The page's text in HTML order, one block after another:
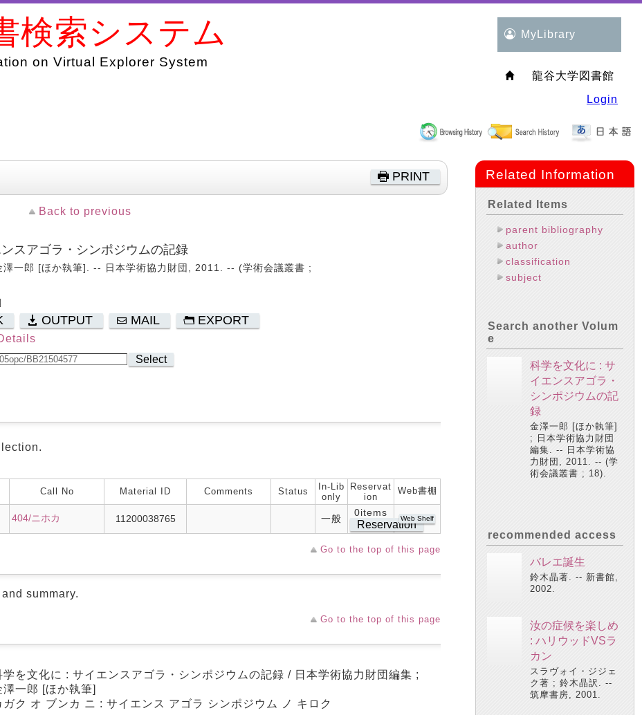
検索システム
on Virtual Explorer System
MyLibrary
龍谷大学図書館
Login
PRINT
Back to previous
スアゴラ・シンポジウムの記録
澤一郎 [ほか執筆]. -- 日本学術協力財団, 2011. -- (学術会議叢書 ;
OUTPUT MAIL EXPORT
Select
Call No Material ID Comments Status
In-Lib
only
Reservat
ion
Web書棚
404/ニホカ 11200038765 一般
0items
Reservation
Web Shelf
Go to the top of this page
summary.
Go to the top of this page
学を文化に : サイエンスアゴラ・シンポジウムの記録 / 日本学術協力財団編集 ;
澤一郎 [ほか執筆]
ガク オ ブンカ ニ : サイエンス アゴラ シンポジウム ノ キロク
Related Information
Related Items
parent bibliography
author
classification
subject
Search another Volum
e
科学を文化に : サ
イエンスアゴラ・
シンポジウムの記
録
金澤一郎 [ほか執筆]
; 日本学術協力財団
編集. -- 日本学術協
力財団, 2011. -- (学
術会議叢書 ; 18).
recommended access
バレエ誕生
鈴木晶著. -- 新書館,
2002.
汝の症候を楽しめ
: ハリウッドVSラ
カン
スラヴォイ・ジジェ
ク著 ; 鈴木晶訳. --
筑摩書房, 2001.